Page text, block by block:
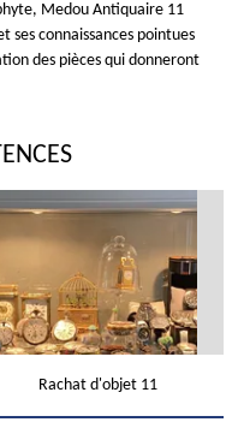
Medou Antiquaire 11
ses connaissances pointues
des pièces qui donneront
Rachat d'objet 11